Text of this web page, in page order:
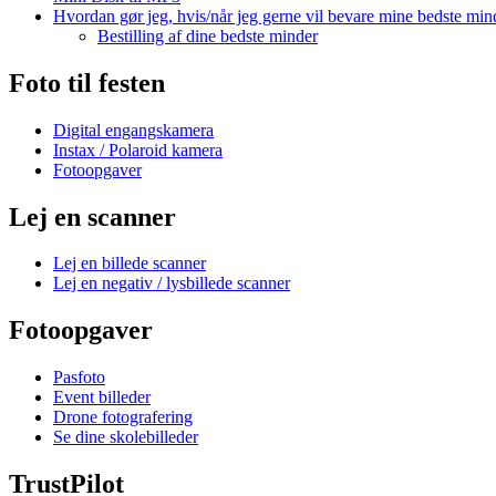
Hvordan gør jeg, hvis/når jeg gerne vil bevare mine bedste
Bestilling af dine bedste minder
Foto til festen
Digital engangskamera
Instax / Polaroid kamera
Fotoopgaver
Lej en scanner
Lej en billede scanner
Lej en negativ / lysbillede scanner
Fotoopgaver
Pasfoto
Event billeder
Drone fotografering
Se dine skolebilleder
TrustPilot